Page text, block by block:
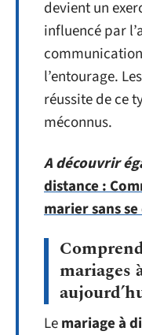
devient un
influencé par
l’entourage.
réussite de ce
méconnus.
A découvrir
distance :
marier sans
mariages
Lemariage à